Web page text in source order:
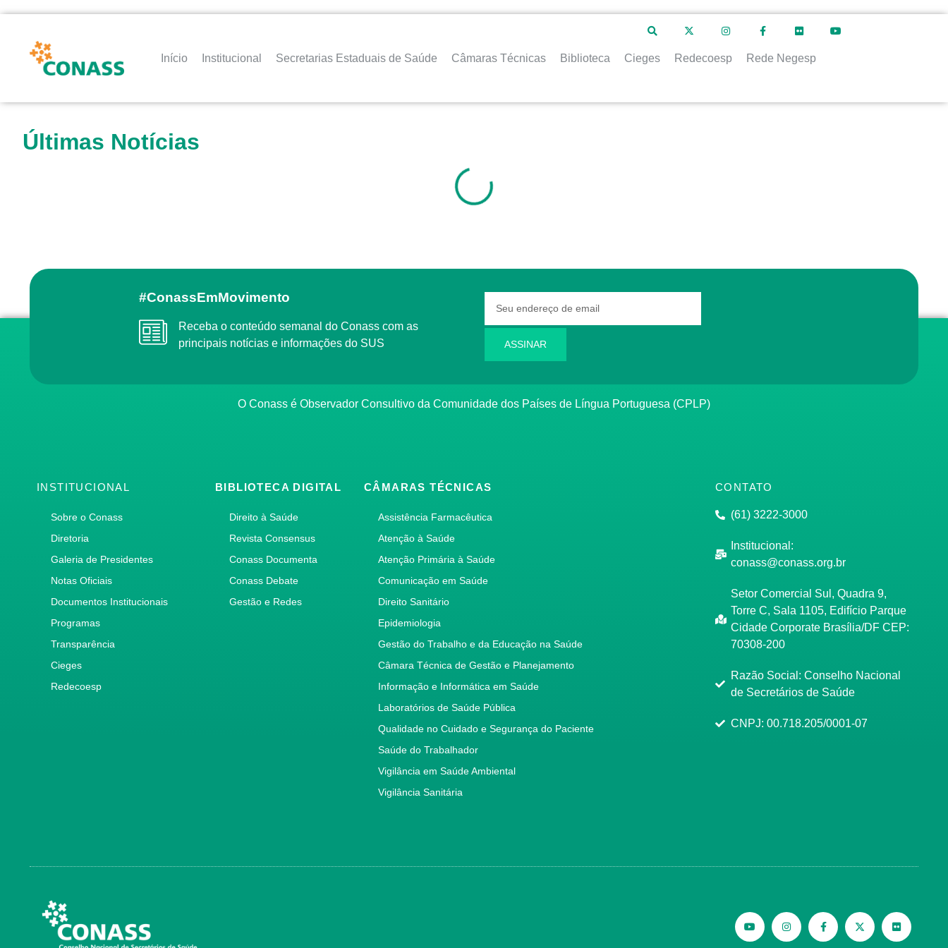
Início Institucional Secretarias Estaduais de Saúde Câmaras Técnicas Biblioteca Cieges Redecoesp Rede Negesp
Últimas Notícias
#ConassEmMovimento
Receba o conteúdo semanal do Conass com as
principais notícias e informações do SUS
ASSINAR
O Conass é Observador Consultivo da Comunidade dos Países de Língua Portuguesa (CPLP)
INSTITUCIONAL
Sobre o Conass
Diretoria
Galeria de Presidentes
Notas Oficiais
Documentos Institucionais
Programas
Transparência
Cieges
Redecoesp
BIBLIOTECA DIGITAL
Direito à Saúde
Revista Consensus
Conass Documenta
Conass Debate
Gestão e Redes
CÂMARAS TÉCNICAS
Assistência Farmacêutica
Atenção à Saúde
Atenção Primária à Saúde
Comunicação em Saúde
Direito Sanitário
Epidemiologia
Gestão do Trabalho e da Educação na Saúde
Câmara Técnica de Gestão e Planejamento
Informação e Informática em Saúde
Laboratórios de Saúde Pública
Qualidade no Cuidado e Segurança do Paciente
Saúde do Trabalhador
Vigilância em Saúde Ambiental
Vigilância Sanitária
CONTATO
(61) 3222-3000
Institucional:
conass@conass.org.br
Setor Comercial Sul, Quadra 9,
Torre C, Sala 1105, Edifício Parque
Cidade Corporate Brasília/DF CEP:
70308-200
Razão Social: Conselho Nacional
de Secretários de Saúde
CNPJ: 00.718.205/0001-07